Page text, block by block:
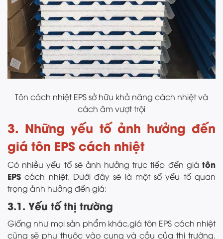
Tôn cách nhiệt EPS sở hữu khả năng cách nhiệt và
cách âm vượt trội
3. Những yếu tố ảnh hưởng đến
giá tôn EPS cách nhiệt
Có nhiều yếu tố sẽ ảnh hưởng trực tiếp đến giá tôn
EPS cách nhiệt. Dưới đây sẽ là một số yếu tố quan
trọng ảnh hưởng đến giá:
3.1. Yếu tố thị trường
Giống như mọi sản phẩm khác,giá tôn EPS cách nhiệt
cũng sẽ phụ thuộc vào cung và cầu của thị trường.